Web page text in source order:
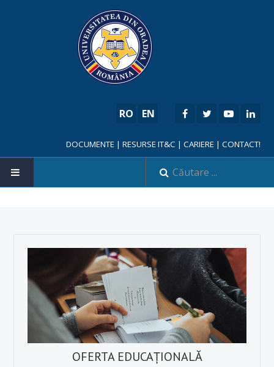
RO EN
DOCUMENTE | RESURSE IT&C | CARIERE | CONTACT!
NOUTĂȚI
Despre noi
Misiune, obiective, viziune
Calitatea procesului educațional
OFERTA EDUCAȚIONALĂ